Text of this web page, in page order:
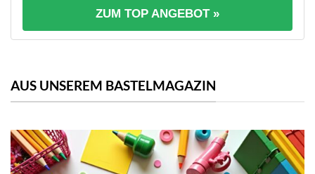
ZUM TOP ANGEBOT »
AUS UNSEREM BASTELMAGAZIN